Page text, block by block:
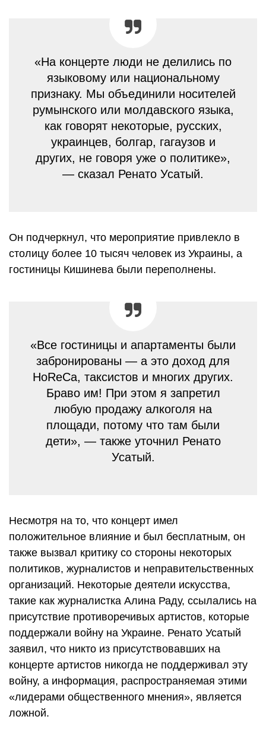
«На концерте люди не делились по
языковому или национальному
признаку. Мы объединили носителей
румынского или молдавского языка,
как говорят некоторые, русских,
украинцев, болгар, гагаузов и
других, не говоря уже о политике»,
— сказал Ренато Усатый.
Он подчеркнул, что мероприятие привлекло в
столицу более 10 тысяч человек из Украины, а
гостиницы Кишинева были переполнены.
«Все гостиницы и апартаменты были
забронированы — а это доход для
HoReCa, таксистов и многих других.
Браво им! При этом я запретил
любую продажу алкоголя на
площади, потому что там были
дети», — также уточнил Ренато
Усатый.
Несмотря на то, что концерт имел
положительное влияние и был бесплатным, он
также вызвал критику со стороны некоторых
политиков, журналистов и неправительственных
организаций. Некоторые деятели искусства,
такие как журналистка Алина Раду, ссылались на
присутствие противоречивых артистов, которые
поддержали войну на Украине. Ренато Усатый
заявил, что никто из присутствовавших на
концерте артистов никогда не поддерживал эту
войну, а информация, распространяемая этими
«лидерами общественного мнения», является
ложной.